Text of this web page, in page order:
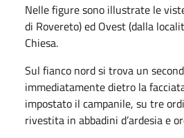
Nelle figure sono illustrate le
di Rovereto) ed Ovest (dalla
Chiesa.
Sul fianco nord si trova un
immediatamente dietro la
impostato il campanile, su tre
rivestita in abbadini d’ardesia e